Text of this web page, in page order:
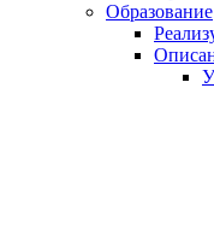
Образование